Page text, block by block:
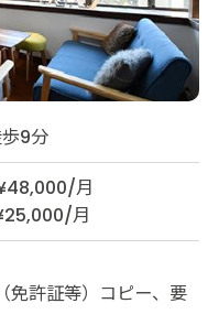
9分
月
月
免許証等）コピー、要